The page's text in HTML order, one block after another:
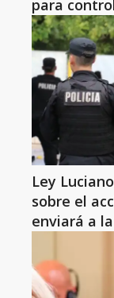
para
Ley
sobre el
enviará a